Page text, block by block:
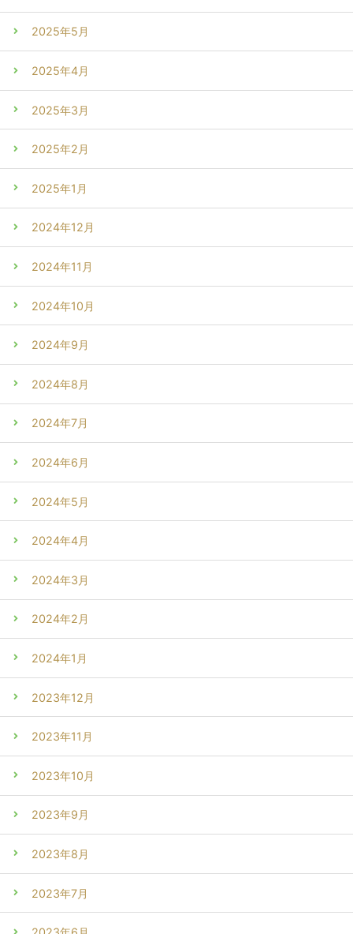
2025年5月
2025年4月
2025年3月
2025年2月
2025年1月
2024年12月
2024年11月
2024年10月
2024年9月
2024年8月
2024年7月
2024年6月
2024年5月
2024年4月
2024年3月
2024年2月
2024年1月
2023年12月
2023年11月
2023年10月
2023年9月
2023年8月
2023年7月